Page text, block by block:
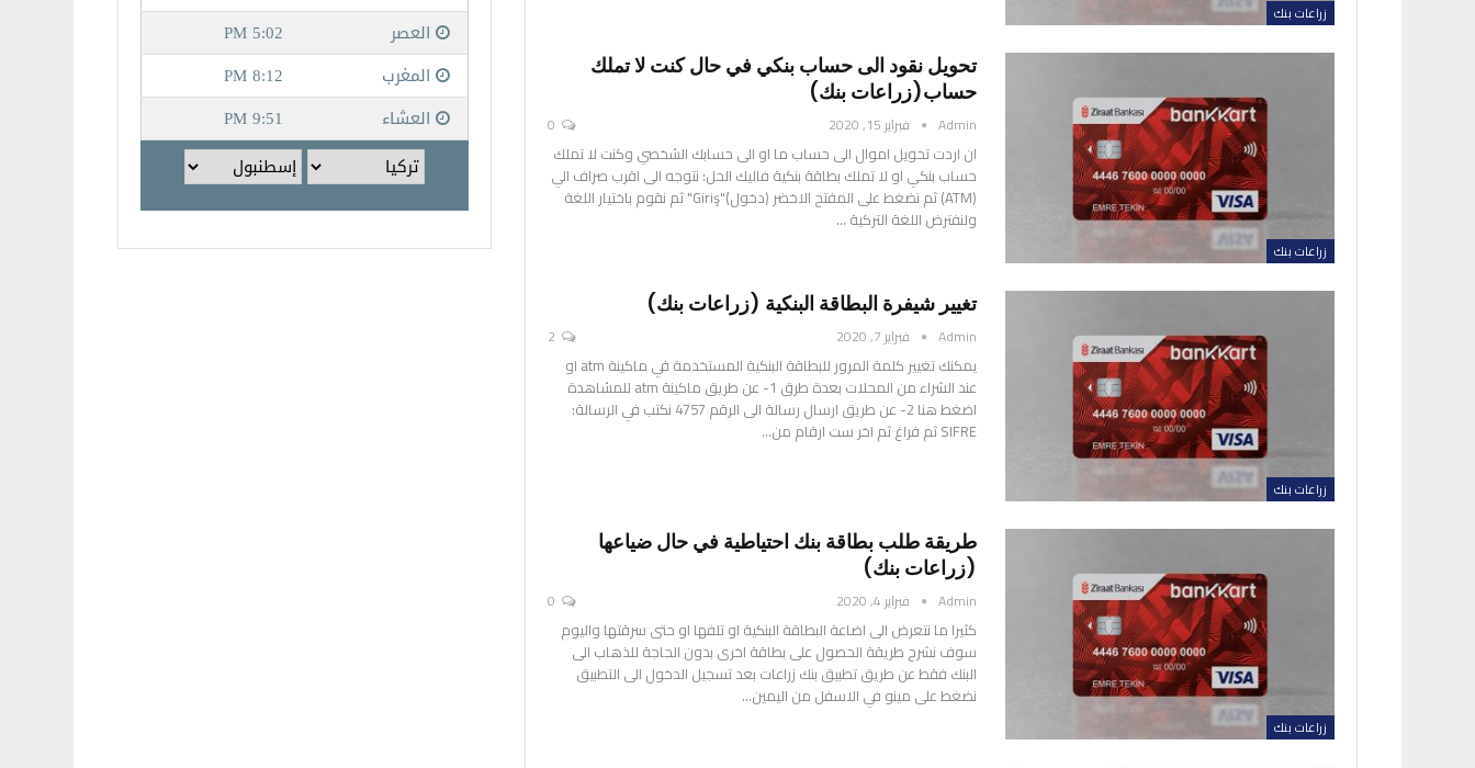
زراعات بنك
زراعات بنك
تحويل نقود الى حساب بنكي في حال كنت لا تملك
حساب(زراعات بنك)
Admin فبراير 15, 2020
ان اردت تحويل اموال الى حساب ما او الى حسابك الشخصي وكنت لا تملك
حساب بنكي او لا تملك بطاقة بنكية فاليك الحل: نتوجه الى اقرب صراف الي
(ATM)
ثم نضغط على المفتح الاخضر (دخول)"Giriş"
ثم نقوم باختيار اللغة
ولنفترض اللغة التركية …
زراعات بنك
تغيير شيفرة البطاقة البنكية (زراعات بنك)
Admin فبراير 7, 2020
يمكنك تغيير كلمة المرور للبطاقة البنكية المستخدمة في ماكينة atm او
عند الشراء من المحلات بعدة طرق
1- عن طريق ماكينة atm للمشاهدة
اضغط هنا 2- عن طريق ارسال رسالة الى الرقم 4757
نكتب في الرسالة:
SIFRE ثم فراغ ثم اخر ست ارقام من
…
زراعات بنك
طريقة طلب بطاقة بنك احتياطية في حال ضياعها
(زراعات بنك)
Admin فبراير 4, 2020
كثيرا ما نتعرض الى اضاعة البطاقة البنكية او تلفها او حتى سرقتها واليوم
سوف نشرح طريقة الحصول على بطاقة اخرى بدون الحاجة للذهاب الى
البنك فقط عن طريق تطبيق بنك زراعات بعد تسجيل الدخول الى التطبيق
نضغط على مينو في الاسفل من اليمين…